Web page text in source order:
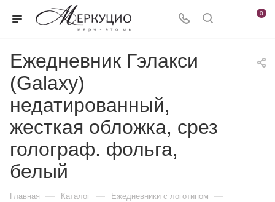
0
Ежедневник Гэлакси
(Galaxy)
недатированный,
жесткая обложка, срез
голограф. фольга,
белый
Главная — Каталог — Ежедневники c логотипом —